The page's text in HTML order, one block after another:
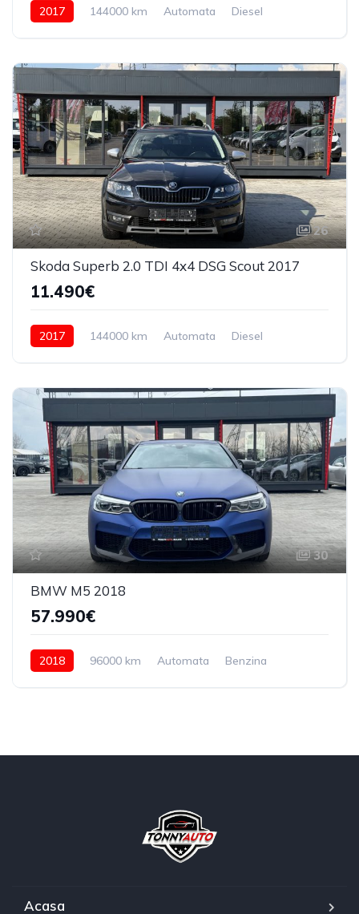
2017 144000 km Automata
Diesel
26
Skoda Superb 2.0 TDI 4x4 DSG Scout 2017
11.490€
2017 144000 km Automata
Diesel
30
BMW M5 2018
57.990€
2018 96000 km Automata
Benzina
Acasa